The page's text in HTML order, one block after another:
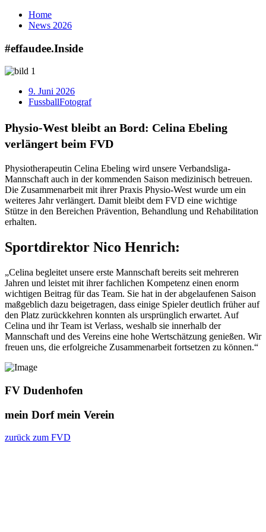
Home
News 2026
#effaudee.Inside
9. Juni 2026
FussballFotograf
Physio-West bleibt an Bord: Celina Ebeling
verlängert beim FVD
Physiotherapeutin Celina Ebeling wird unsere Verbandsliga-
Mannschaft auch in der kommenden Saison medizinisch betreuen.
Die Zusammenarbeit mit ihrer Praxis Physio-West wurde um ein
weiteres Jahr verlängert. Damit bleibt dem FVD eine wichtige
Stütze in den Bereichen Prävention, Behandlung und Rehabilitation
erhalten.
Sportdirektor Nico Henrich:
„Celina begleitet unsere erste Mannschaft bereits seit mehreren
Jahren und leistet mit ihrer fachlichen Kompetenz einen enorm
wichtigen Beitrag für das Team. Sie hat in der abgelaufenen Saison
maßgeblich dazu beigetragen, dass einige Spieler deutlich früher auf
den Platz zurückkehren konnten als ursprünglich erwartet. Auf
Celina und ihr Team ist Verlass, weshalb sie innerhalb der
Mannschaft und des Vereins eine hohe Wertschätzung genießen. Wir
freuen uns, die erfolgreiche Zusammenarbeit fortsetzen zu können.“
FV Dudenhofen
mein Dorfmein Verein
zurück zum FVD